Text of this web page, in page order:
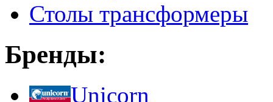
Столы трансформеры
Бренды:
Unicorn